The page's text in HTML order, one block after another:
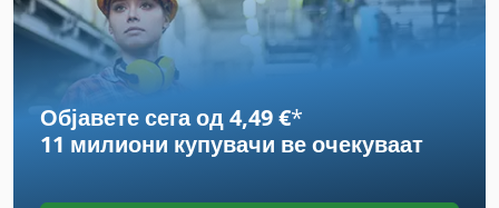
Објавете сега од 4,49 €*
11 милиони купувачи ве очекуваат